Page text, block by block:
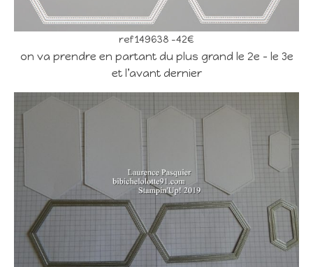
ref 149638 -42€
on va prendre en partant du plus grand le 2e – le 3e
et l’avant dernier